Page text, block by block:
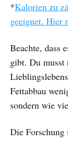
*Kalorien zu
geeignet. Hier
Beachte, dass
gibt. Du musst
Fettabbau
sondern wie
Die Forschung